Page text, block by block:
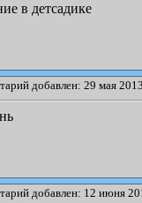
в детсадике
добавлен: 29 мая
добавлен: 12 июня